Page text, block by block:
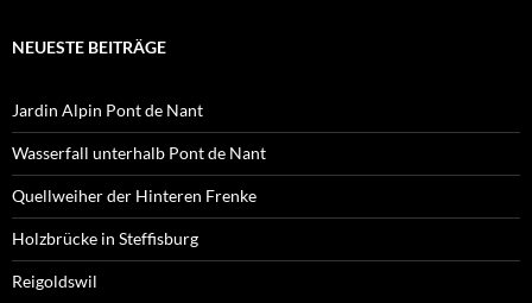
NEUESTE BEITRÄGE
Jardin Alpin Pont de Nant
Wasserfall unterhalb Pont de Nant
Quellweiher der Hinteren Frenke
Holzbrücke in Steffisburg
Reigoldswil